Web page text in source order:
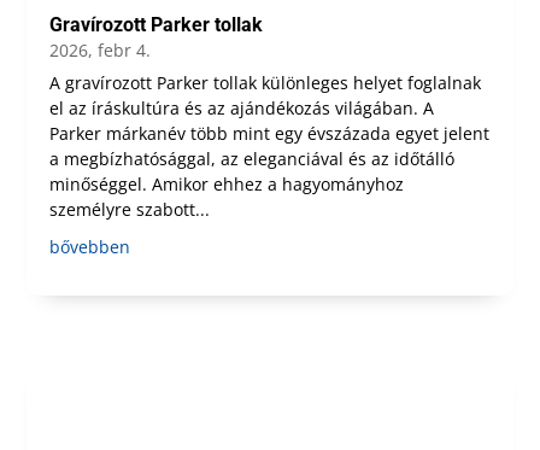
Gravírozott Parker tollak
2026, febr 4.
A gravírozott Parker tollak különleges helyet foglalnak
el az íráskultúra és az ajándékozás világában. A
Parker márkanév több mint egy évszázada egyet jelent
a megbízhatósággal, az eleganciával és az időtálló
minőséggel. Amikor ehhez a hagyományhoz
személyre szabott...
bővebben